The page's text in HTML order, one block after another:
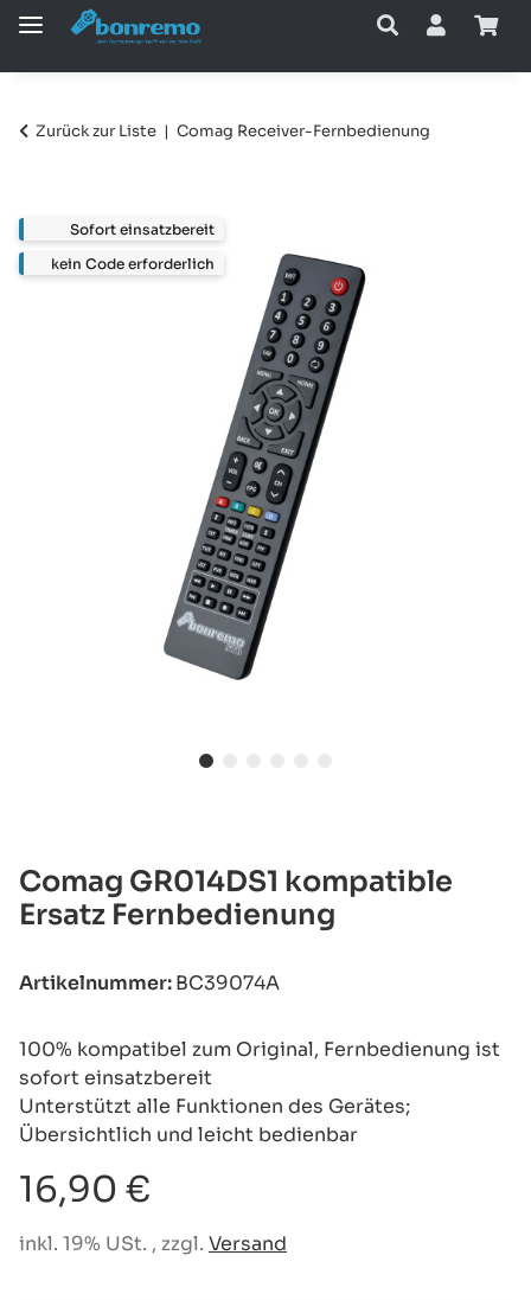
Zurück zur Liste Comag Receiver-Fernbedienung
Comag GR014DS1 kompatible
Ersatz Fernbedienung
Artikelnummer:BC39074A
100% kompatibel zum Original, Fernbedienung ist
sofort einsatzbereit
Unterstützt alle Funktionen des Gerätes;
Übersichtlich und leicht bedienbar
16,90 €
inkl. 19% USt. , zzgl. Versand